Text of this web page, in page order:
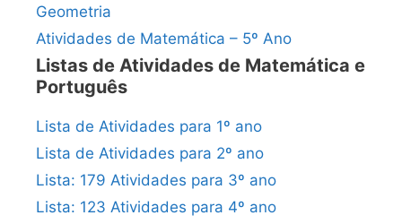
Geometria
Atividades de Matemática – 5º Ano
Listas de Atividades de Matemática e
Português
Lista de Atividades para 1º ano
Lista de Atividades para 2º ano
Lista: 179 Atividades para 3º ano
Lista: 123 Atividades para 4º ano